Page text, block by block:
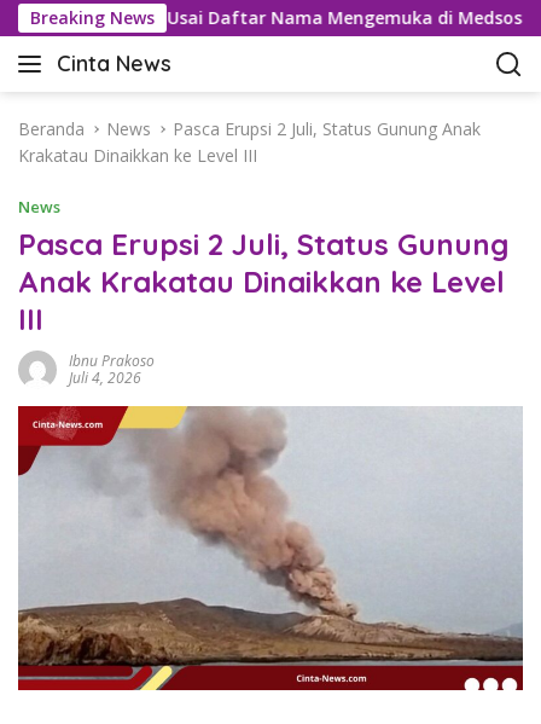
a
Breaking News
Usai Daftar Nama Mengemuka di Medsos
Cinta News
C
n
t
N
e
w
s
a
a
r
n
i
,
P
Beranda News
Pasca Erupsi 2 Juli, Status Gunung Anak
Krakatau Dinaikkan ke Level III
News
Pasca Erupsi 2 Juli, Status Gunung
Anak Krakatau Dinaikkan ke Level
III
Ibnu Prakoso
Juli 4, 2026